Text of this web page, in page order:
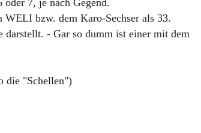
bzw. dem Karo-Sechser als 33.
darstellt. - Gar so dumm ist einer mit dem
die "Schellen")